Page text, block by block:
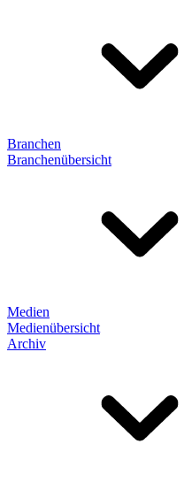
Branchen
Branchenübersicht
Medien
Medienübersicht
Archiv